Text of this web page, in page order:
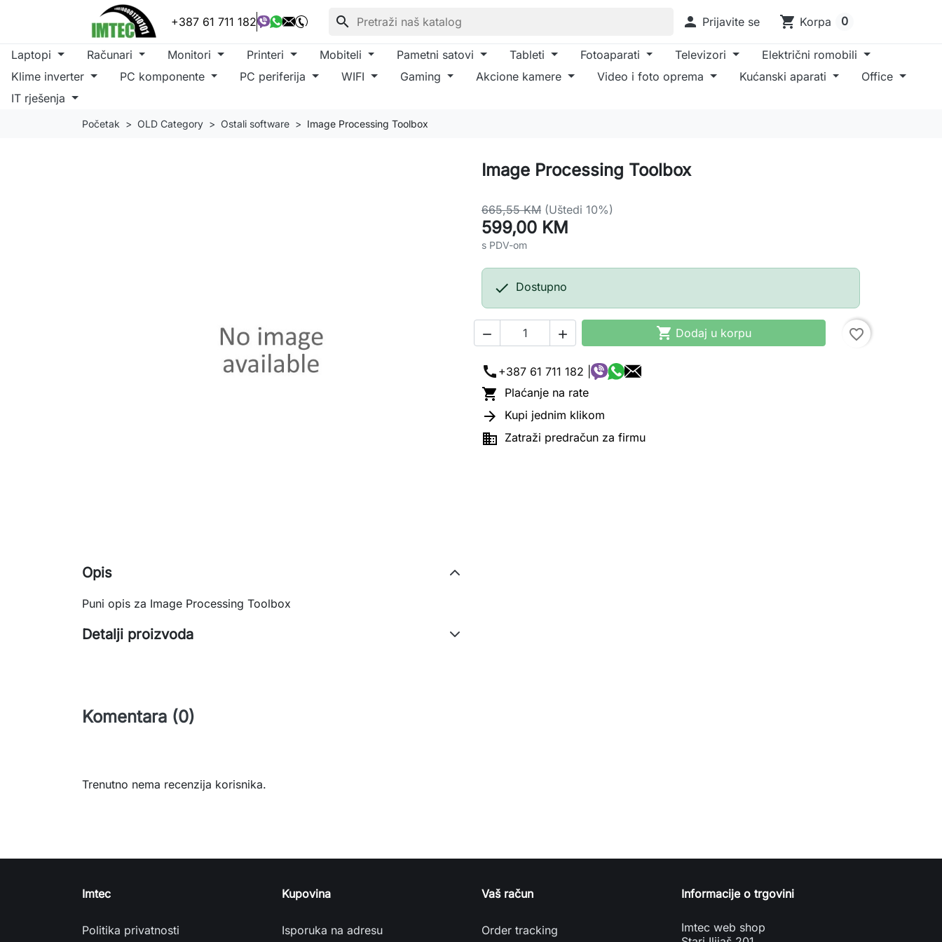
+387 61 711 182 search  Prijavite se shopping_cart Korpa 0
Laptopi Računari Monitori Printeri Mobiteli Pametni satovi Tableti Fotoaparati Televizori
Električni romobili
Klime inverter
PC komponente PC periferija WIFI Gaming Akcione kamere Video i foto oprema Kućanski aparati
Office
IT rješenja
Početak OLD Category Ostali software Image Processing Toolbox
Image Processing Toolbox
665,55 KM (Uštedi 10%)
599,00 KM
s PDV-om
 Dostupno
   Dodaj u korpu favorite_border
call +387 61 711 182 |
 Plaćanje na rate
 Kupi jednim klikom
 Zatraži predračun za firmu
Opis
Puni opis za Image Processing Toolbox
Detalji proizvoda
Komentara (0)
Trenutno nema recenzija korisnika.
Imtec
Politika privatnosti
Kupovina
Isporuka na adresu
Vaš račun
Order tracking
Informacije o trgovini
Imtec web shop